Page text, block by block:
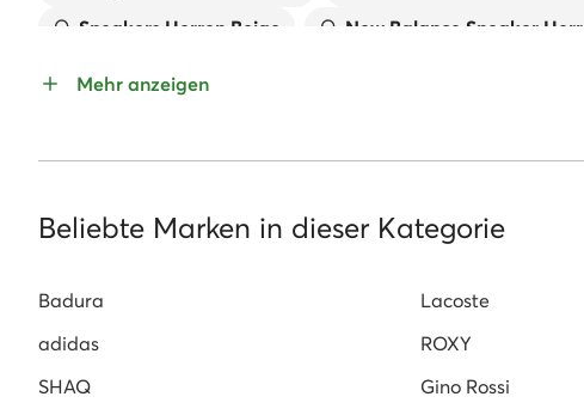
Sneakers Herren Beige
New Balance Sneaker
Mehr anzeigen
Beliebte Marken in dieser Kategorie
Badura Lacoste
adidas
ROXY
SHAQ
Gino Rossi